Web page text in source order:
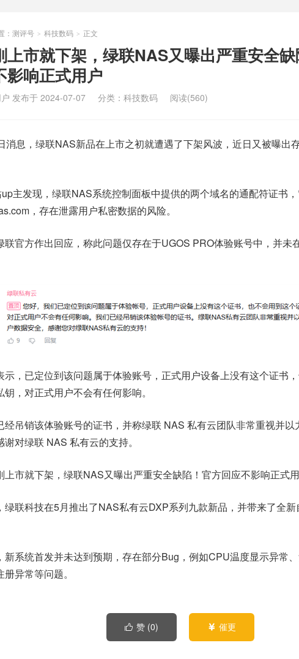
： 测评号 > 科技数码 > 正文
上市就下架，绿联NAS又曝出严重安全
影响正式用户
发布于 2024-07-07 分类： 科技数码 阅读(560)
消息，绿联NAS新品在上市之初就遭遇了下架风波，近日又被曝出
主发现，绿联NAS系统控制面板中提供的两个域名的通配符证书
，存在泄露用户私密数据的风险。
联官方作出回应，称此问题仅存在于UGOS PRO体验账号中，并未
示，已定位到该问题属于体验账号，正式用户设备上没有这个证书
钥，对正式用户不会有任何影响。
经吊销该体验账号的证书，并称绿联 NAS 私有云团队非常重视并
谢对绿联 NAS 私有云的支持。
绿联科技在5月推出了NAS私有云DXP系列九款新品，并带来了全
新系统首发并未达到预期，存在部分Bug，例如CPU温度显示异常
册异常等问题。
 赞 (0)  催更